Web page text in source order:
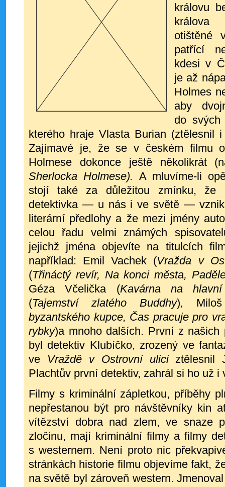
královu
otištěné
patřící
kdesi v
je až
Holmes
aby
do
kterého hraje Vlasta Burian (ztělesnil
Zajímavé je, že se v českém filmu
Holmese dokonce ještě několikrát
Sherlocka Holmese). A mluvíme-li
stojí také za důležitou zmínku, že
detektivka — u nás i ve světě —
literární předlohy a že mezi jmény
celou řadu velmi zná­mých
jejichž jména objevíte na titulcích
například: Emil Vachek (Vražda v
(Třináctý revír, Na konci města,
Géza Včelička (Kavárna na
(Tajemství zlatého Buddhy),
byzantského kupce, Čas pracuje pro
rybky)a mnoho dalších. První z
byl detektiv Klubíčko, zrozený ve
ve Vraždě v Ostrovní uliciztělesnil
Plachtův první detektiv, zahrál si ho už i
Filmy s kriminální zápletkou, příběhy
nepřestanou být pro návštěvníky kin
vítězství dobra nad zlem, ve snaze
zločinu, mají kriminální filmy a filmy
s westernem. Není proto nic
stránkách historie filmu objevíme fakt,
na světě byl zároveň western.